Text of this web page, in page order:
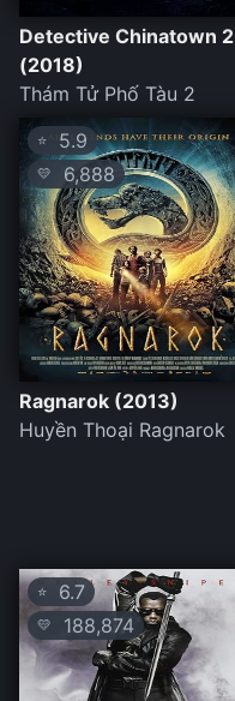
Detective Chinatown 2
(2018)
Thám Tử Phố Tàu 2
⭐ 5.9
💛 6,888
Ragnarok (2013)
Huyền Thoại Ragnarok
⭐ 6.7
💛 188,874